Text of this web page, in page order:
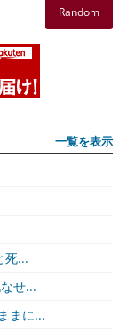
Random
一覧を表示
死...
せ...
まに...